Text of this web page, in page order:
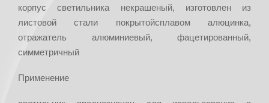
корпус светильника некрашеный, изготовлен из
листовой стали покрытойсплавом алюцинка,
отражатель алюминиевый, фацетированный,
симметричный
Применение